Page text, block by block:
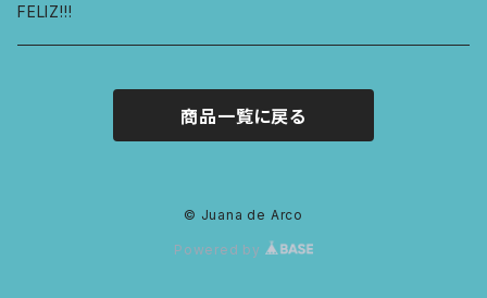
KIDS スウェットパーカー
コーディネート1
FELIZ!!!
商品一覧に戻る
© Juana de Arco
Powered by